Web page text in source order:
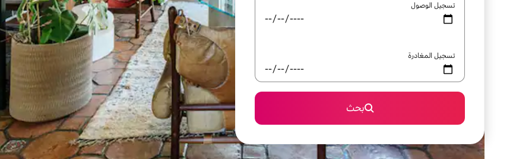
تسجيل الوصول
تسجيل المغادرة
بحث